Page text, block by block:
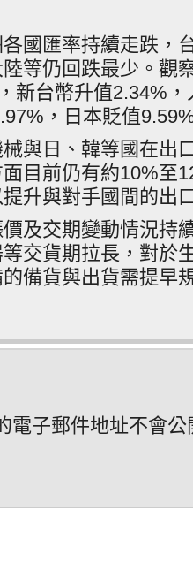
國匯率持續走跌，
等仍回跌最少。觀
新台幣升值2.34%，
，日本貶值
與日、韓等國在出
目前仍有約10%至
升與對手國間的出
及交期變動情況持
交貨期拉長，對於
備貨與出貨需提早
電子郵件地址不會公